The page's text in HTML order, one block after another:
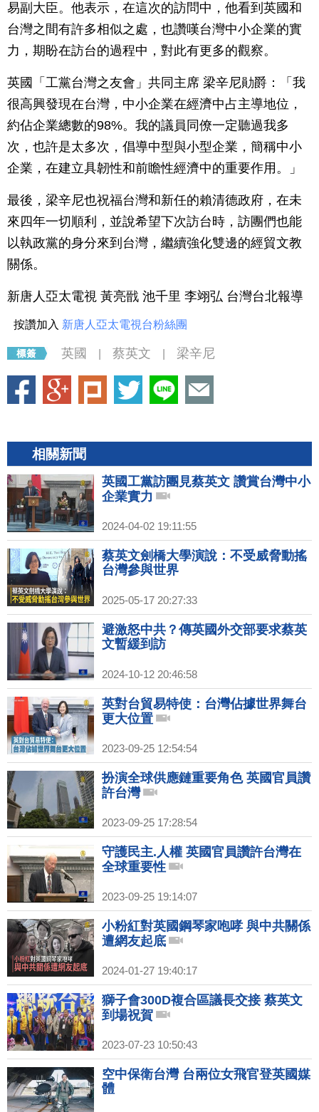
易副大臣。他表示，在這次的訪問中，他看到英國和
台灣之間有許多相似之處，也讚嘆台灣中小企業的實
力，期盼在訪台的過程中，對此有更多的觀察。
英國「工黨台灣之友會」共同主席 梁辛尼勛爵：「我
很高興發現在台灣，中小企業在經濟中占主導地位，
約佔企業總數的98%。我的議員同僚一定聽過我多
次，也許是太多次，倡導中型與小型企業，簡稱中小
企業，在建立具韌性和前瞻性經濟中的重要作用。」
最後，梁辛尼也祝福台灣和新任的賴清德政府，在未
來四年一切順利，並說希望下次訪台時，訪團們也能
以執政黨的身分來到台灣，繼續強化雙邊的經貿文教
關係。
新唐人亞太電視 黃亮戩 池千里 李翊弘 台灣台北報導
按讚加入 新唐人亞太電視台粉絲團
英國 蔡英文 梁辛尼
相關新聞
英國工黨訪團見蔡英文 讚賞台灣中小
企業實力
2024-04-02 19:11:55
蔡英文劍橋大學演說：不受威脅動搖
台灣參與世界
2025-05-17 20:27:33
避激怒中共？傳英國外交部要求蔡英
文暫緩到訪
2024-10-12 20:46:58
英對台貿易特使：台灣佔據世界舞台
更大位置
2023-09-25 12:54:54
扮演全球供應鏈重要角色 英國官員讚
許台灣
2023-09-25 17:28:54
守護民主.人權 英國官員讚許台灣在
全球重要性
2023-09-25 19:14:07
小粉紅對英國鋼琴家咆哮 與中共關係
遭網友起底
2024-01-27 19:40:17
獅子會300D複合區議長交接 蔡英文
到場祝賀
2023-07-23 10:50:43
空中保衛台灣 台兩位女飛官登英國媒
體